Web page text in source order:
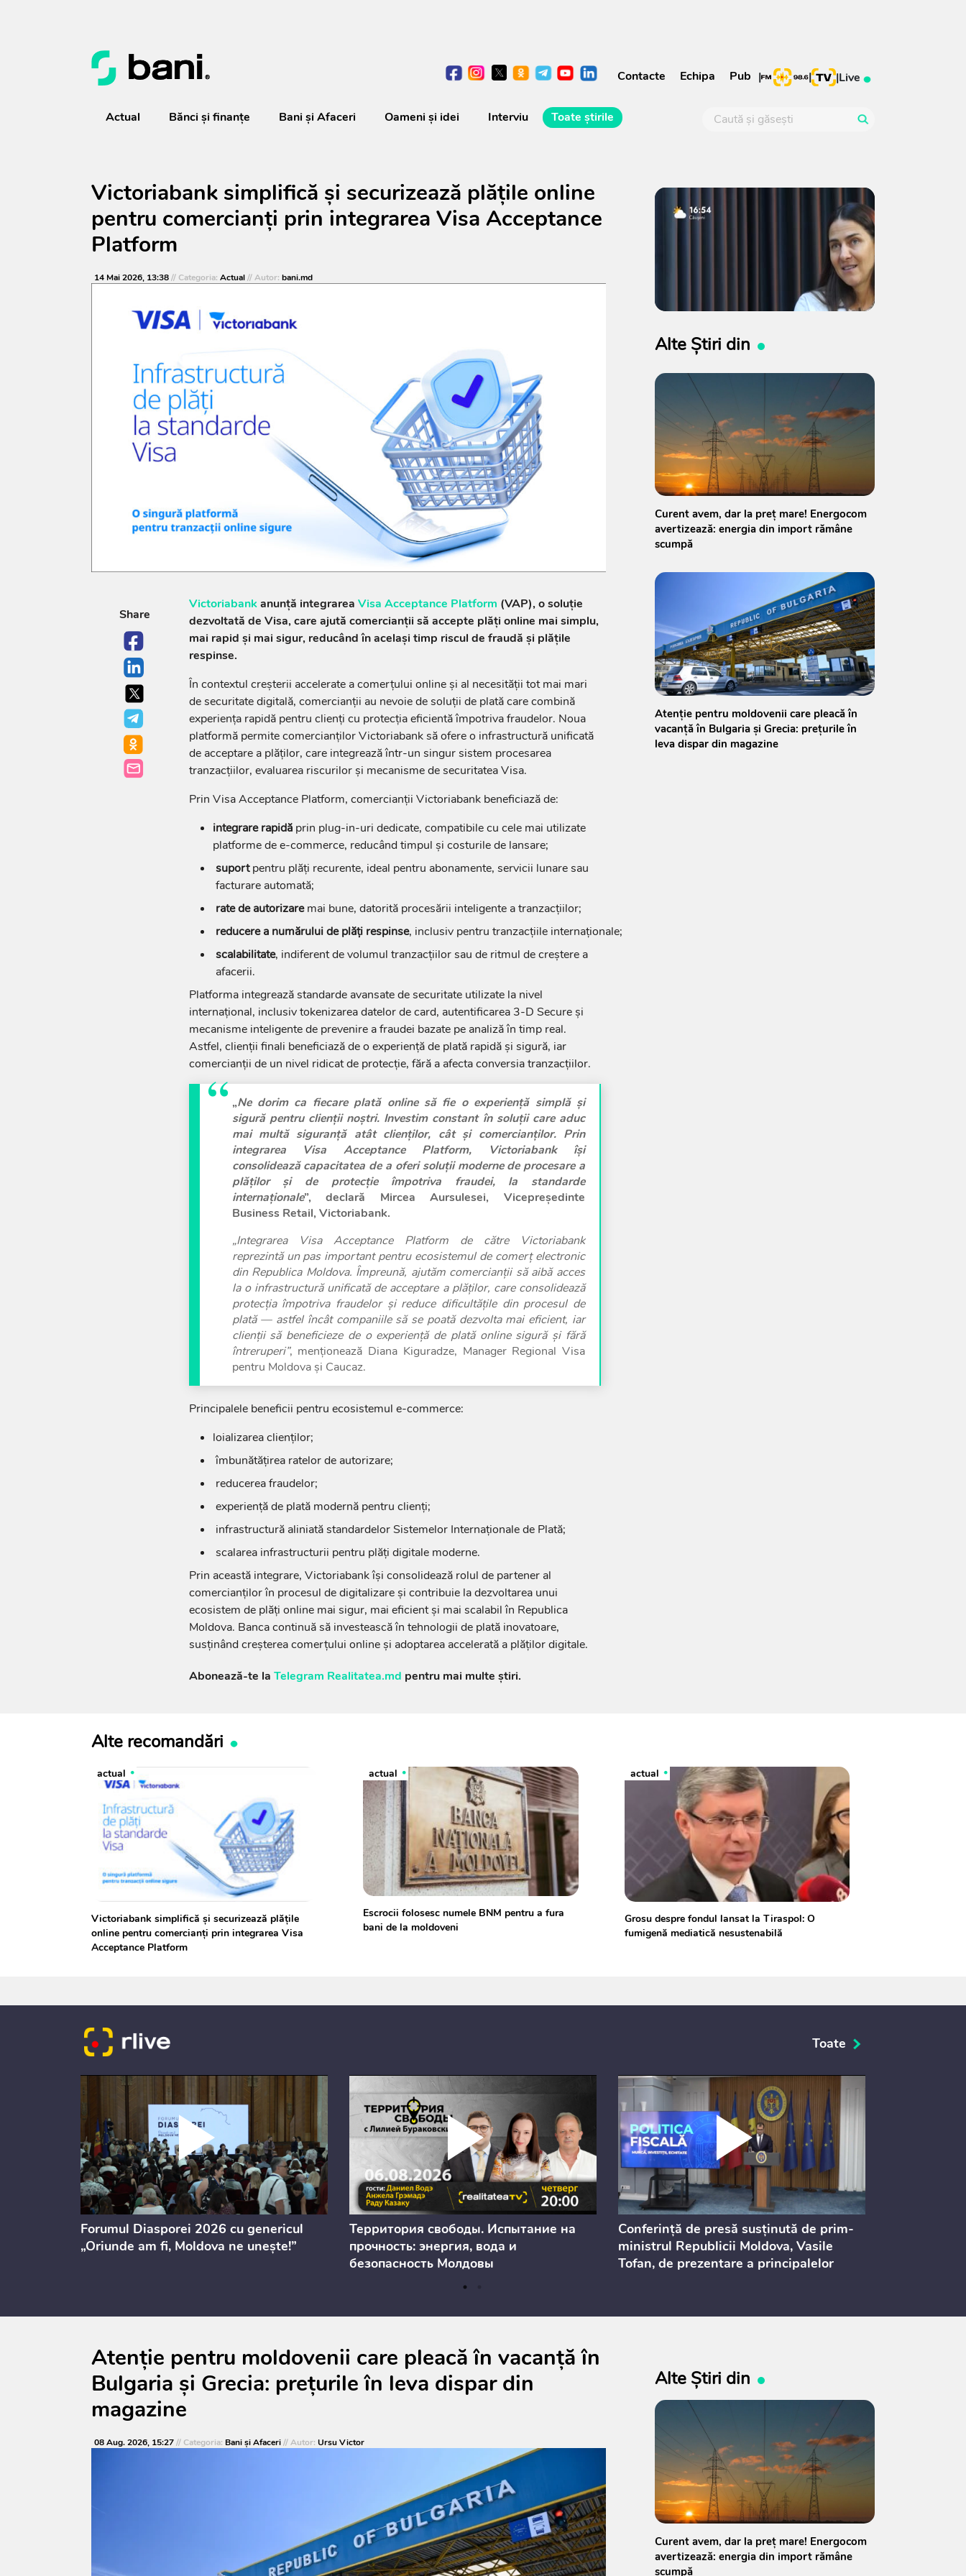
Contacte Echipa Pub | | |Live
Actual Bănci şi finanţe Bani și Afaceri Oameni şi idei Interviu Toate știrile
Victoriabank simplifică și securizează plățile online
pentru comercianți prin integrarea Visa Acceptance
Platform
14 Mai 2026, 13:38// Categoria: Actual// Autor: bani.md
Share
Victoriabankanunță integrarea Visa Acceptance Platform (VAP), o soluție
dezvoltată de Visa, care ajută comercianții să accepte plăți online mai simplu,
mai rapid și mai sigur, reducând în același timp riscul de fraudă și plățile
respinse.
În contextul creșterii accelerate a comerțului online și al necesității tot mai mari
de securitate digitală, comercianții au nevoie de soluții de plată care combină
experiența rapidă pentru clienți cu protecția eficientă împotriva fraudelor. Noua
platformă permite comercianților Victoriabank să ofere o infrastructură unificată
de acceptare a plăților, care integrează într-un singur sistem procesarea
tranzacțiilor, evaluarea riscurilor și mecanisme de securitatea Visa.
Prin Visa Acceptance Platform, comercianții Victoriabank beneficiază de:
integrare rapidăprin plug‑in‑uri dedicate, compatibile cu cele mai utilizate
platforme de e‑commerce, reducând timpul și costurile de lansare;
suportpentru plăți recurente, ideal pentru abonamente, servicii lunare sau
facturare automată;
rate de autorizaremai bune, datorită procesării inteligente a tranzacțiilor;
reducere a numărului de plăți respinse, inclusiv pentru tranzacțiile internaționale;
scalabilitate, indiferent de volumul tranzacțiilor sau de ritmul de creștere a
afacerii.
Platforma integrează standarde avansate de securitate utilizate la nivel
internațional, inclusiv tokenizarea datelor de card, autentificarea 3-D Secure și
mecanisme inteligente de prevenire a fraudei bazate pe analiză în timp real.
Astfel, clienții finali beneficiază de o experiență de plată rapidă și sigură, iar
comercianții de un nivel ridicat de protecție, fără a afecta conversia tranzacțiilor.
„Ne dorim ca fiecare plată online să fie o experiență simplă și
sigură pentru clienții noștri. Investim constant în soluții care aduc
mai multă siguranță atât clienților, cât și comercianților. Prin
integrarea Visa Acceptance Platform, Victoriabank își
consolidează capacitatea de a oferi soluții moderne de procesare a
plăților și de protecție împotriva fraudei, la standarde
internaționale”, declară Mircea Aursulesei, Vicepreședinte
Business Retail, Victoriabank.
„Integrarea Visa Acceptance Platform de către Victoriabank
reprezintă un pas important pentru ecosistemul de comerț electronic
din Republica Moldova. Împreună, ajutăm comercianții să aibă acces
la o infrastructură unificată de acceptare a plăților, care consolidează
protecția împotriva fraudelor și reduce dificultățile din procesul de
plată — astfel încât companiile să se poată dezvolta mai eficient, iar
clienții să beneficieze de o experiență de plată online sigură și fără
întreruperi”, menționează Diana Kiguradze, Manager Regional Visa
pentru Moldova și Caucaz.
Principalele beneficii pentru ecosistemul e-commerce:
loializarea clienților;
îmbunătățirea ratelor de autorizare;
reducerea fraudelor;
experiență de plată modernă pentru clienți;
infrastructură aliniată standardelor Sistemelor Internaționale de Plată;
scalarea infrastructurii pentru plăți digitale moderne.
Prin această integrare, Victoriabank își consolidează rolul de partener al
comercianților în procesul de digitalizare și contribuie la dezvoltarea unui
ecosistem de plăți online mai sigur, mai eficient și mai scalabil în Republica
Moldova. Banca continuă să investească în tehnologii de plată inovatoare,
susținând creșterea comerțului online și adoptarea accelerată a plăților digitale.
Abonează-te la Telegram Realitatea.md pentru mai multe știri.
Alte Știri din
Curent avem, dar la preț mare! Energocom
avertizează: energia din import rămâne
scumpă
Atenție pentru moldovenii care pleacă în
vacanță în Bulgaria și Grecia: prețurile în
leva dispar din magazine
Alte recomandări
actual
Victoriabank simplifică și securizează plățile
online pentru comercianți prin integrarea Visa
Acceptance Platform
actual
Escrocii folosesc numele BNM pentru a fura
bani de la moldoveni
actual
Grosu despre fondul lansat la Tiraspol: O
fumigenă mediatică nesustenabilă
Toate
Forumul Diasporei 2026 cu genericul
„Oriunde am fi, Moldova ne unește!”
Территория свободы. Испытание на
прочность: энергия, вода и
безопасность Молдовы
Conferință de presă susținută de prim-
ministrul Republicii Moldova, Vasile
Tofan, de prezentare a principalelor
consultărilor publice
Atenție pentru moldovenii care pleacă în vacanță în
Bulgaria și Grecia: prețurile în leva dispar din
magazine
08 Aug. 2026, 15:27// Categoria: Bani și Afaceri// Autor: Ursu Victor
Alte Știri din
Curent avem, dar la preț mare! Energocom
avertizează: energia din import rămâne
scumpă